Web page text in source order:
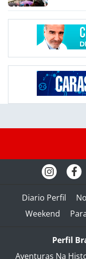
Diario Perfil
Weekend
Perfil
Aventuras Na